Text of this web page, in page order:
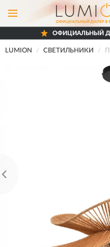
ОФИЦИАЛЬНЫЙ
LUMION СВЕТИЛЬНИКИ